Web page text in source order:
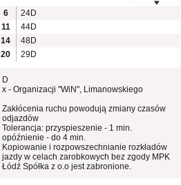
6
24D
11
44D
14
48D
20
29D
D
x - Organizacji "WiN", Limanowskiego
Zakłócenia ruchu powodują zmiany czasów
odjazdów
Tolerancja: przyspieszenie - 1 min.
opóźnienie - do 4 min.
Kopiowanie i rozpowszechnianie rozkładów
jazdy w celach zarobkowych bez zgody MPK
Łódź Spółka z o.o jest zabronione.